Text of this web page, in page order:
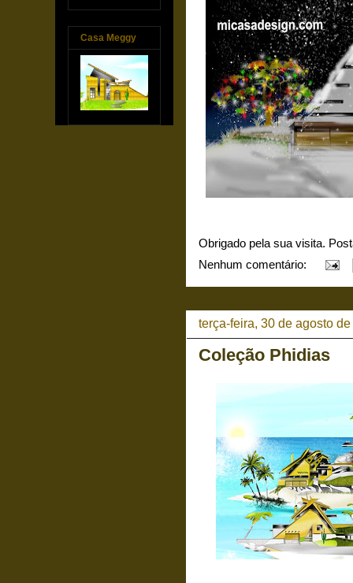
Obrigado pela sua visita.
Nenhum comentário:
terça-feira, 30 de agosto
Coleção Phidias
Casa Meggy